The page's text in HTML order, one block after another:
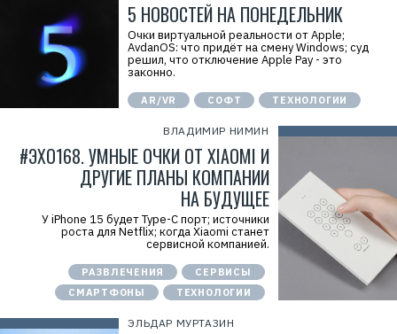
5 НОВОСТЕЙ НА ПОНЕДЕЛЬНИК
Очки виртуальной реальности от Apple;
AvdanOS: что придёт на смену Windows; суд
решил, что отключение Apple Pay - это
законно.
AR/VR СОФТ ТЕХНОЛОГИИ
ВЛАДИМИР НИМИН
#ЭХО168. УМНЫЕ ОЧКИ ОТ XIAOMI И
ДРУГИЕ ПЛАНЫ КОМПАНИИ
НА БУДУЩЕЕ
У iPhone 15 будет Type-C порт; источники
роста для Netflix; когда Xiaomi станет
сервисной компанией.
РАЗВЛЕЧЕНИЯ
СЕРВИСЫ
СМАРТФОНЫ
ТЕХНОЛОГИИ
ЭЛЬДАР МУРТАЗИН